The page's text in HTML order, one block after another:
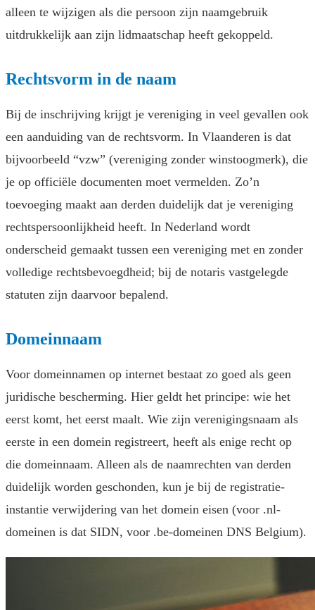
alleen te wijzigen als die persoon zijn naamgebruik
uitdrukkelijk aan zijn lidmaatschap heeft gekoppeld.
Rechtsvorm in de naam
Bij de inschrijving krijgt je vereniging in veel gevallen ook
een aanduiding van de rechtsvorm. In Vlaanderen is dat
bijvoorbeeld “vzw” (vereniging zonder winstoogmerk), die
je op officiële documenten moet vermelden. Zo’n
toevoeging maakt aan derden duidelijk dat je vereniging
rechtspersoonlijkheid heeft. In Nederland wordt
onderscheid gemaakt tussen een vereniging met en zonder
volledige rechtsbevoegdheid; bij de notaris vastgelegde
statuten zijn daarvoor bepalend.
Domeinnaam
Voor domeinnamen op internet bestaat zo goed als geen
juridische bescherming. Hier geldt het principe: wie het
eerst komt, het eerst maalt. Wie zijn verenigingsnaam als
eerste in een domein registreert, heeft als enige recht op
die domeinnaam. Alleen als de naamrechten van derden
duidelijk worden geschonden, kun je bij de registratie-
instantie verwijdering van het domein eisen (voor .nl-
domeinen is dat SIDN, voor .be-domeinen DNS Belgium).